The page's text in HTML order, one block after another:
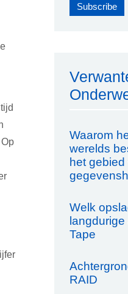
Waarom
werelds
het gebied
Welk
Tape
RAID